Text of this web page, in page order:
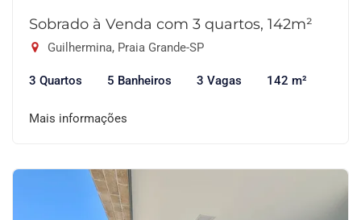
Sobrado à Venda com 3 quartos, 142m²
Guilhermina, Praia Grande-SP
3 Quartos 5 Banheiros 3 Vagas 142 m²
Mais informações